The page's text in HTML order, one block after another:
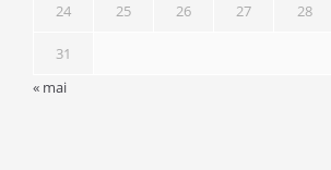
24 25 26 27 28
31
« mai